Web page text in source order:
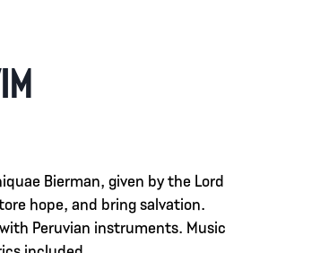
Bierman, given by the Lord
hope, and bring salvation.
Peruvian instruments. Music